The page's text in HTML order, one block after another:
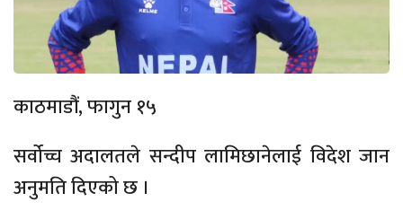
काठमाडौं, फागुन १५
सर्वोच्च अदालतले सन्दीप लामिछानेलाई विदेश जान
अनुमति दिएको छ ।